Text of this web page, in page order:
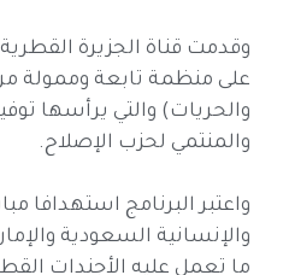
وقدمت قناة الجزيرة
على منظمة تابعة وممولة
والحريات) والتي يرأسها
والمنتمي لحزب الإصلاح.
واعتبر البرنامج استهدافا
والإنسانية السعودية
ما تعمل عليه الأجندات